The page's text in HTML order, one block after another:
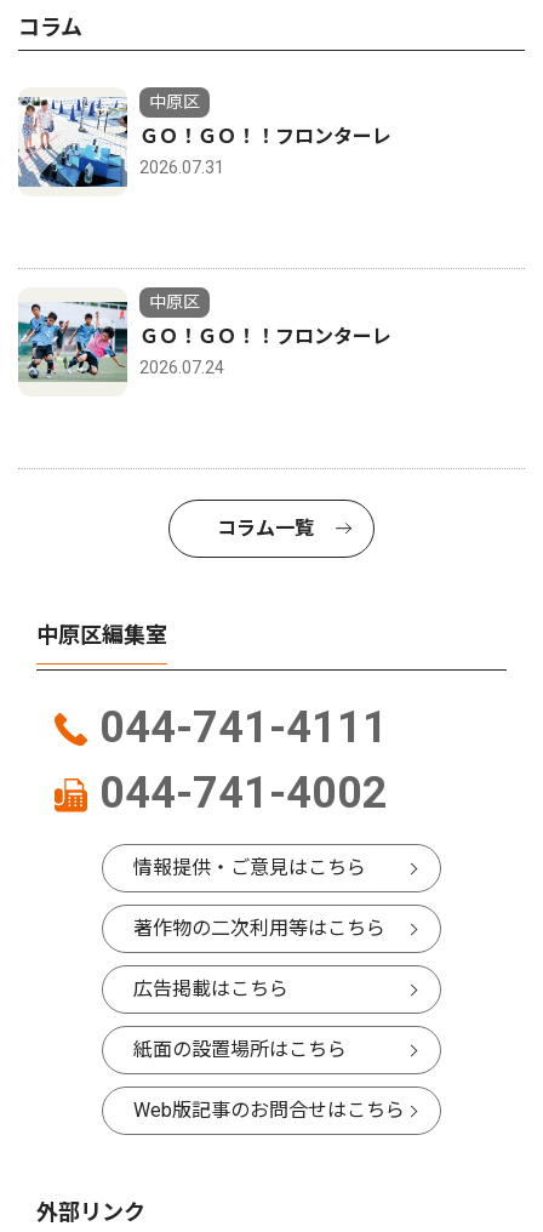
コラム
中原区
ＧＯ！ＧＯ！！フロンターレ
2026.07.31
中原区
ＧＯ！ＧＯ！！フロンターレ
2026.07.24
コラム一覧
中原区編集室
044-741-4111
044-741-4002
情報提供・ご意見はこちら
著作物の二次利用等はこちら
広告掲載はこちら
紙面の設置場所はこちら
Web版記事のお問合せはこちら
外部リンク